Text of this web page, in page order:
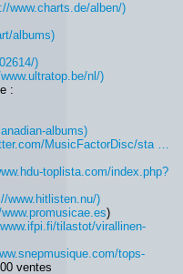
www.charts.de/alben/)
albums)
)
nl/)
:
albums)
MusicFactorDisc/sta …
toplista.com/index.php?
www.hitlisten.nu/)
)
tilastot/virallinen-
tops-
ventes